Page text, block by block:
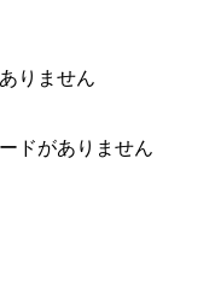
りません
ドがありません